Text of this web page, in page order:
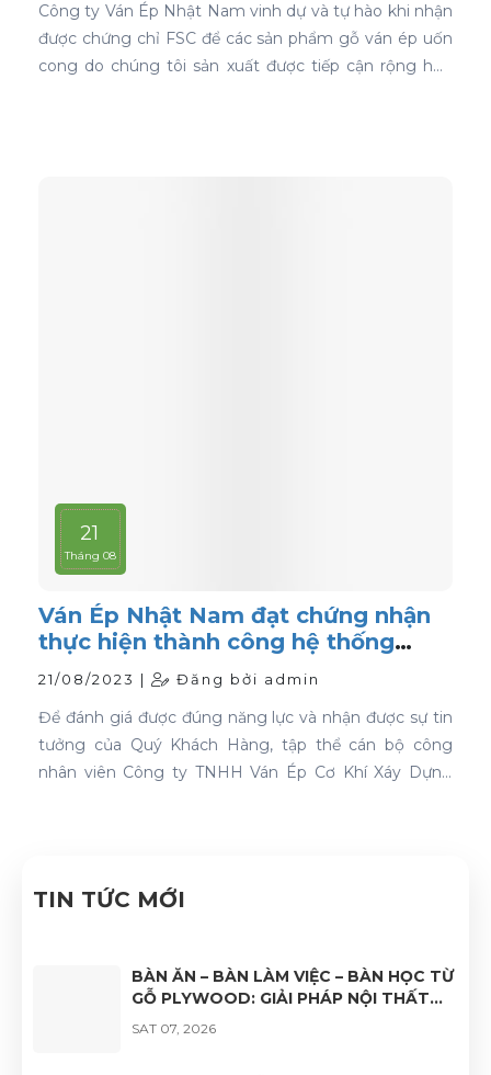
Công ty Ván Ép Nhật Nam vinh dự và tự hào khi nhận
được chứng chỉ FSC để các sản phẩm gỗ ván ép uốn
cong do chúng tôi sản xuất được tiếp cận rộng hơn
21
Tháng 08
Ván Ép Nhật Nam đạt chứng nhận
thực hiện thành công hệ thống
quản lý chất lượng ISO 9001:2015
21/08/2023 | Đăng bởi admin
Để đánh giá được đúng năng lực và nhận được sự tin
tưởng của Quý Khách Hàng, tập thể cán bộ công
nhân viên Công ty TNHH Ván Ép Cơ Khí Xáy Dựng
TIN TỨC MỚI
BÀN ĂN – BÀN LÀM VIỆC – BÀN HỌC TỪ
GỖ PLYWOOD: GIẢI PHÁP NỘI THẤT
BỀN ĐẸP, HIỆN ĐẠI VÀ ĐA DẠNG ỨNG
SAT 07, 2026